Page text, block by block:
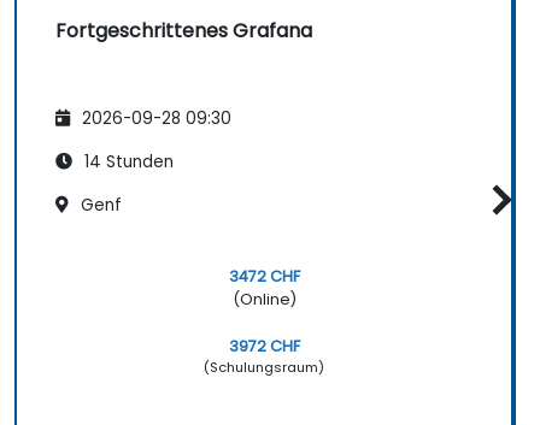
Fortgeschrittenes Grafana
2026-09-28 09:30
14 Stunden
Genf
3472 CHF
(Online)
3972 CHF
(Schulungsraum)